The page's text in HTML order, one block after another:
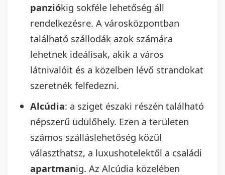
panziókig sokféle lehetőség áll
rendelkezésre. A városközpontban
található szállodák azok számára
lehetnek ideálisak, akik a város
látnivalóit és a közelben lévő strandokat
szeretnék felfedezni.
Alcúdia: a sziget északi részén található
népszerű üdülőhely. Ezen a területen
számos szálláslehetőség közül
választhatsz, a luxushotelektől a családi
apartmanig. Az Alcúdia közelében